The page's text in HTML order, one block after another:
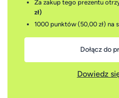
Za zakup tego prezentu
zł)
1000 punktów (50,00 zł) na
Dołącz do
Dowiedz